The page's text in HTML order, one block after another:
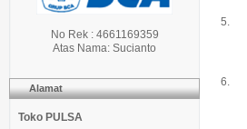
No Rek : 4661169359
Atas Nama: Sucianto
Alamat
Toko PULSA
5.
6.